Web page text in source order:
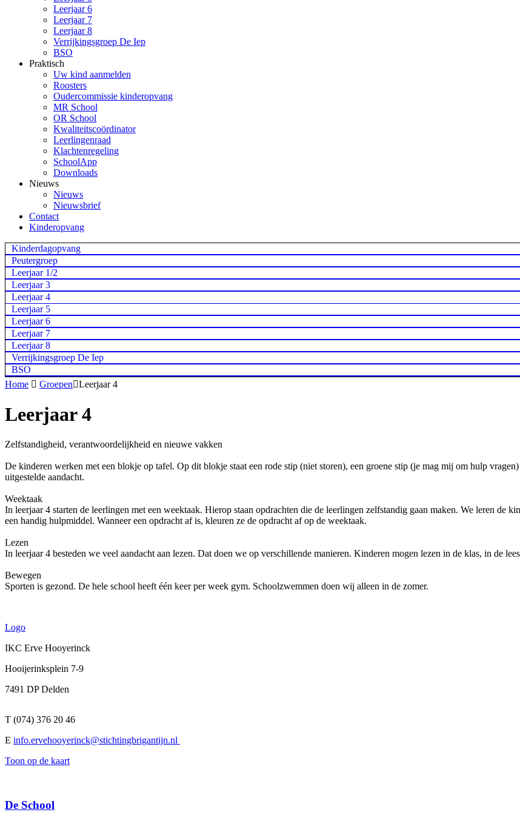
Leerjaar 6
Leerjaar 7
Leerjaar 8
Verrijkingsgroep De Iep
BSO
Praktisch
Uw kind aanmelden
Roosters
Oudercommissie kinderopvang
MR School
OR School
Kwaliteitscoördinator
Leerlingenraad
Klachtenregeling
SchoolApp
Downloads
Nieuws
Nieuws
Nieuwsbrief
Contact
Kinderopvang
Kinderdagopvang
Peutergroep
Leerjaar 1/2
Leerjaar 3
Leerjaar 4
Leerjaar 5
Leerjaar 6
Leerjaar 7
Leerjaar 8
Verrijkingsgroep De Iep
BSO
Home  GroepenLeerjaar 4
Leerjaar 4
Zelfstandigheid, verantwoordelijkheid en nieuwe vakken
De kinderen werken met een blokje op tafel. Op dit blokje staat een rode stip (niet storen), een groene stip (je mag mij om hulp
uitgestelde aandacht.
Weektaak
In leerjaar 4 starten de leerlingen met een weektaak. Hierop staan opdrachten die de leerlingen zelfstandig gaan maken. We leren de
een handig hulpmiddel. Wanneer een opdracht af is, kleuren ze de opdracht af op de weektaak.
Lezen
In leerjaar 4 besteden we veel aandacht aan lezen. Dat doen we op verschillende manieren. Kinderen mogen lezen in de klas, in de
Bewegen
Sporten is gezond. De hele school heeft één keer per week gym. Schoolzwemmen doen wij alleen in de zomer.
Logo
IKC Erve Hooyerinck
Hooijerinksplein 7-9
7491 DP Delden
T (074) 376 20 46
E info.ervehooyerinck@stichtingbrigantijn.nl
Toon op de kaart
De School